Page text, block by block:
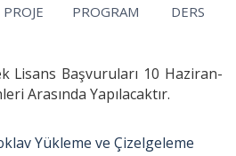
PROJE PROGRAM DERS
Lisans Başvuruları 10 Haziran-
Arasında Yapılacaktır.
Yükleme ve Çizelgeleme